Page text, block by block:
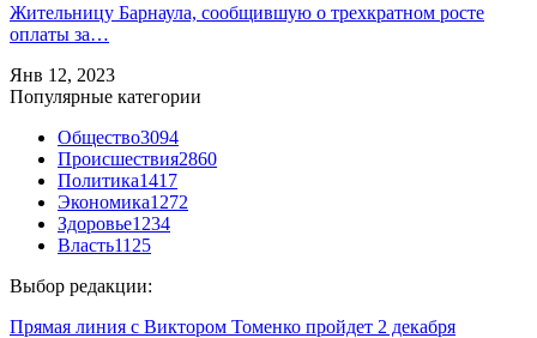
Жительницу Барнаула, сообщившую о трехкратном росте
оплаты за…
Янв 12, 2023
Популярные категории
Общество3094
Происшествия2860
Политика1417
Экономика1272
Здоровье1234
Власть1125
Выбор редакции:
Прямая линия с Виктором Томенко пройдет 2 декабря